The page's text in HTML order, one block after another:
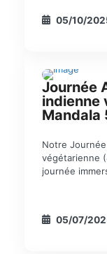
05/10/
Journée
indienne
Mandala
Notre
végétarienne
journée
05/07/